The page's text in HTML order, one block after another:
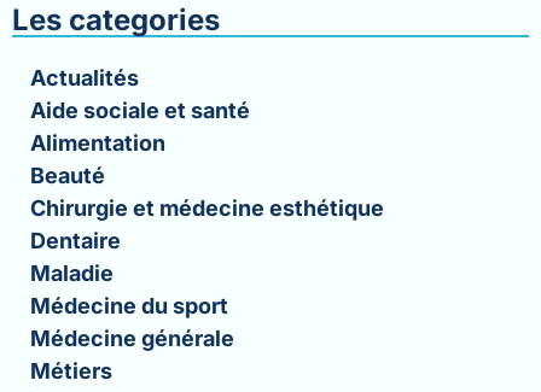
Les categories
Actualités
Aide sociale et santé
Alimentation
Beauté
Chirurgie et médecine esthétique
Dentaire
Maladie
Médecine du sport
Médecine générale
Métiers